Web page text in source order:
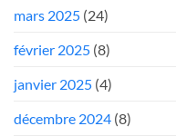
mars 2025 (24)
février 2025 (8)
janvier 2025 (4)
décembre 2024 (8)